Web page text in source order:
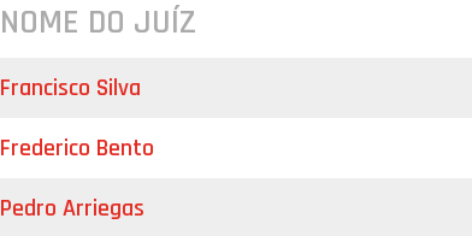
NOME DO JUÍZ
Francisco Silva
Frederico Bento
Pedro Arriegas